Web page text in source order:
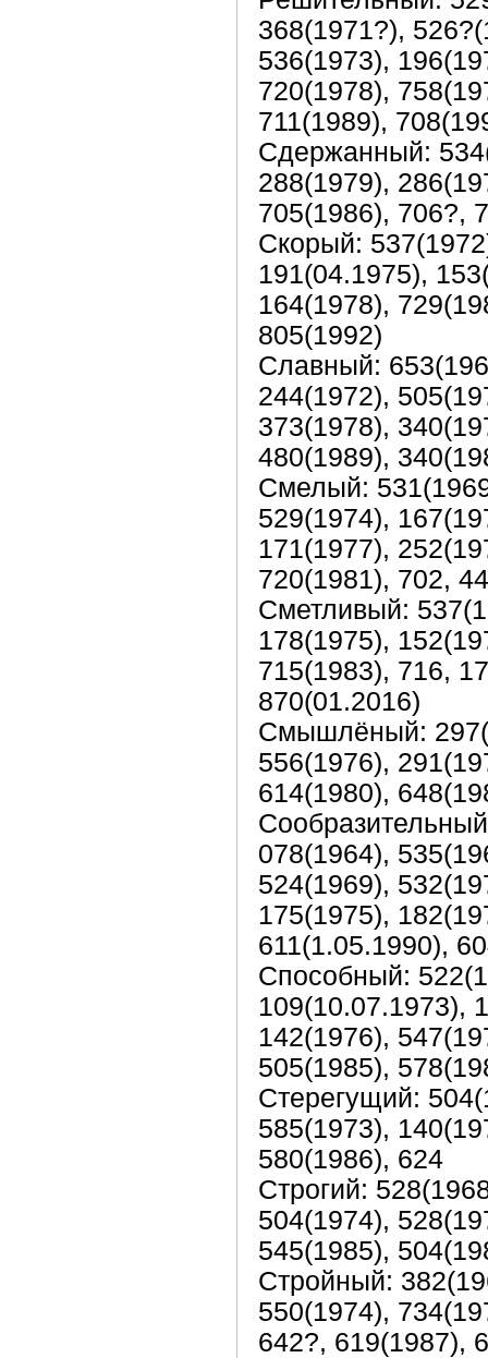
368(1971?),
536(1973),
720(1978),
711(1989),
Сдержанный:
288(1979),
705(1986), 706?,
Скорый:
191(04.1975),
164(1978),
805(1992)
Славный:
244(1972),
373(1978),
480(1989),
Смелый:
529(1974),
171(1977),
720(1981), 702,
Сметливый:
178(1975),
715(1983), 716,
870(01.2016)
Смышлёный:
556(1976),
614(1980),
078(1964),
524(1969),
175(1975),
611(1.05.1990),
Способный:
109(10.07.1973),
142(1976),
505(1985),
Стерегущий:
585(1973),
580(1986), 624
Строгий:
504(1974),
545(1985),
Стройный:
550(1974),
642?, 619(1987),